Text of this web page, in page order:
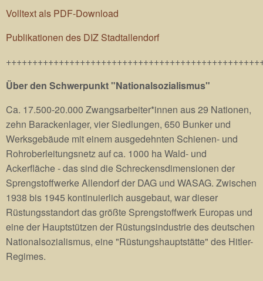
Volltext als PDF-Download
Publikationen des DIZ Stadtallendorf
Über den Schwerpunkt "Nationalsozialismus"
Ca. 17.500-20.000 Zwangsarbeiter*innen aus 29 Nationen,
zehn Barackenlager, vier Siedlungen, 650 Bunker und
Werksgebäude mit einem ausgedehnten Schienen- und
Rohroberleitungsnetz auf ca. 1000 ha Wald- und
Ackerfläche - das sind die Schreckensdimensionen der
Sprengstoffwerke Allendorf der DAG und WASAG. Zwischen
1938 bis 1945 kontinuierlich ausgebaut, war dieser
Rüstungsstandort das größte Sprengstoffwerk Europas und
eine der Hauptstützen der Rüstungsindustrie des deutschen
Nationalsozialismus, eine "Rüstungshauptstätte" des Hitler-
Regimes.